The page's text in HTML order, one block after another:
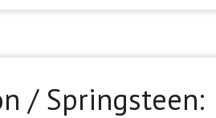
/ Springsteen: